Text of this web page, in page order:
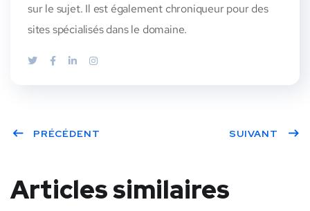
sur le sujet. Il est également chroniqueur pour des
sites spécialisés dans le domaine.
PRÉCÉDENT SUIVANT
Articles similaires